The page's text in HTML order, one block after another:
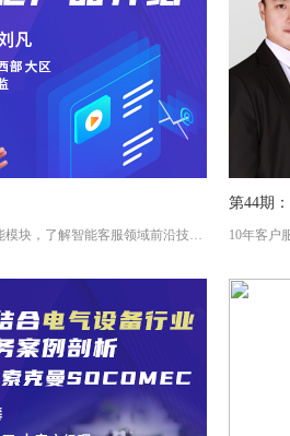
全场景了解帮我吧最新产品及功能模块，了解智能客服领域前沿技术。